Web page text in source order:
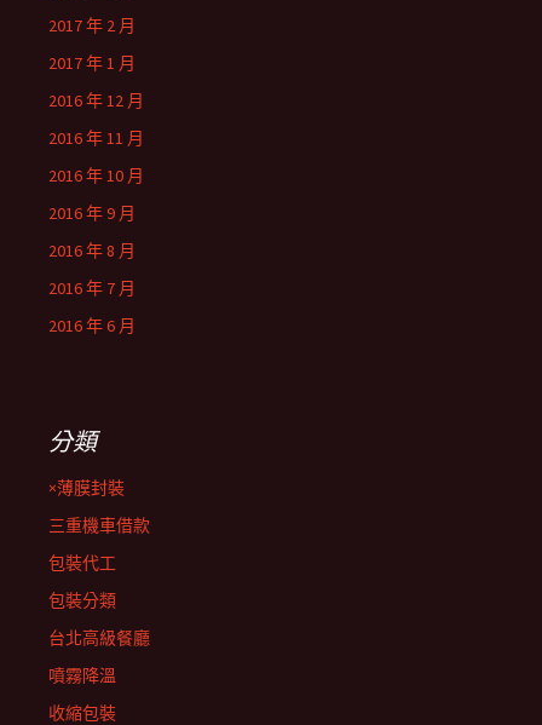
2017 年 2 月
2017 年 1 月
2016 年 12 月
2016 年 11 月
2016 年 10 月
2016 年 9 月
2016 年 8 月
2016 年 7 月
2016 年 6 月
分類
×薄膜封裝
三重機車借款
包裝代工
包裝分類
台北高級餐廳
噴霧降溫
收縮包裝